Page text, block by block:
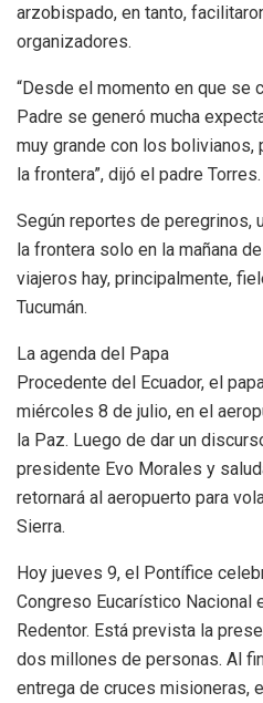
arzobispado, en tanto,
organizadores.
“Desde el momento en que se
Padre se generó mucha
muy grande con los
la frontera”, dijó el padre Torres.
Según reportes de peregrinos,
la frontera solo en la mañana
viajeros hay, principalmente,
Tucumán.
La agenda del Papa
Procedente del Ecuador, el
miércoles 8 de julio, en el
la Paz. Luego de dar un
presidente Evo Morales y
retornará al aeropuerto para
Sierra.
Hoy jueves 9, el Pontífice
Congreso Eucarístico Nacional
Redentor. Está prevista la
dos millones de personas. Al
entrega de cruces misioneras,